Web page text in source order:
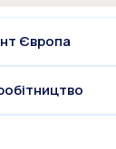
Європа